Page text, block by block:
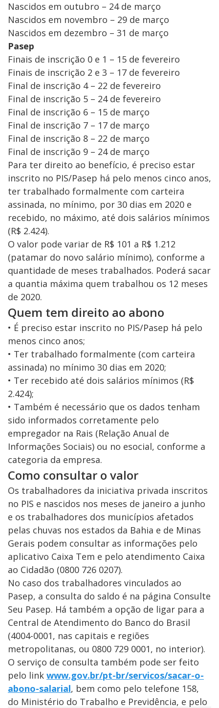
Nascidos em outubro – 24 de março
Nascidos em novembro – 29 de março
Nascidos em dezembro – 31 de março
Pasep
Finais de inscrição 0 e 1 – 15 de fevereiro
Finais de inscrição 2 e 3 – 17 de fevereiro
Final de inscrição 4 – 22 de fevereiro
Final de inscrição 5 – 24 de fevereiro
Final de inscrição 6 – 15 de março
Final de inscrição 7 – 17 de março
Final de inscrição 8 – 22 de março
Final de inscrição 9 – 24 de março
Para ter direito ao benefício, é preciso estar
inscrito no PIS/Pasep há pelo menos cinco anos,
ter trabalhado formalmente com carteira
assinada, no mínimo, por 30 dias em 2020 e
recebido, no máximo, até dois salários mínimos
(R$ 2.424).
O valor pode variar de R$ 101 a R$ 1.212
(patamar do novo salário mínimo), conforme a
quantidade de meses trabalhados. Poderá sacar
a quantia máxima quem trabalhou os 12 meses
de 2020.
Quem tem direito ao abono
• É preciso estar inscrito no PIS/Pasep há pelo
menos cinco anos;
• Ter trabalhado formalmente (com carteira
assinada) no mínimo 30 dias em 2020;
• Ter recebido até dois salários mínimos (R$
2.424);
• Também é necessário que os dados tenham
sido informados corretamente pelo
empregador na Rais (Relação Anual de
Informações Sociais) ou no esocial, conforme a
categoria da empresa.
Como consultar o valor
Os trabalhadores da iniciativa privada inscritos
no PIS e nascidos nos meses de janeiro a junho
e os trabalhadores dos municípios afetados
pelas chuvas nos estados da Bahia e de Minas
Gerais podem consultar as informações pelo
aplicativo Caixa Tem e pelo atendimento Caixa
ao Cidadão (0800 726 0207).
No caso dos trabalhadores vinculados ao
Pasep, a consulta do saldo é na página Consulte
Seu Pasep. Há também a opção de ligar para a
Central de Atendimento do Banco do Brasil
(4004-0001, nas capitais e regiões
metropolitanas, ou 0800 729 0001, no interior).
O serviço de consulta também pode ser feito
pelo link www.gov.br/pt-br/servicos/sacar-o-
abono-salarial, bem como pelo telefone 158,
do Ministério do Trabalho e Previdência, e pelo